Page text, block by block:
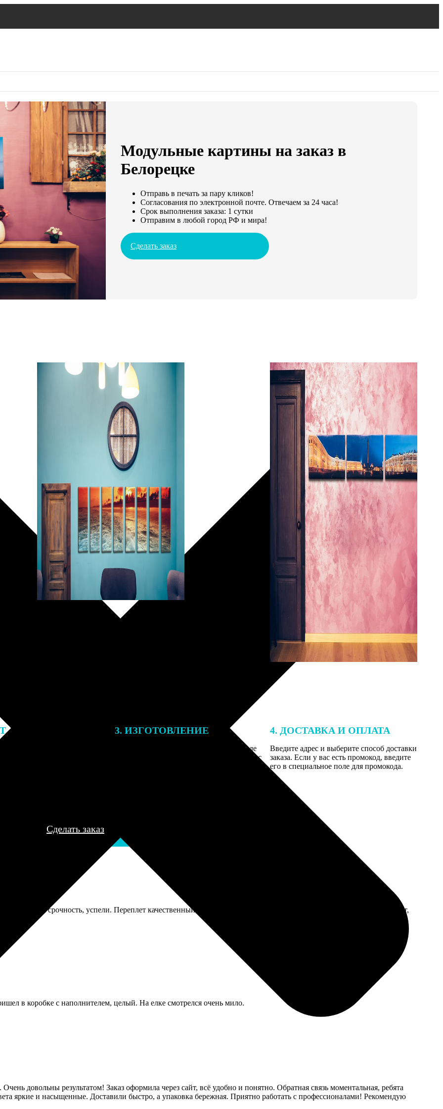
Модульные картины на заказ в
Белорецке
Отправь в печать за пару кликов!
Согласования по электронной почте. Отвечаем за 24 часа!
Срок выполнения заказа: 1 сутки
Отправим в любой город РФ и мира!
Сделать заказ
заказа к печати
могут связаться с Вами
телефону или email для
деталей.
3. ИЗГОТОВЛЕНИЕ
Оплатите заказ банковской картой. После
оплаты получите подтверждение на email с
4. ДОСТАВКА И ОПЛАТА
Введите адрес и выберите способ доставки
заказа. Если у вас есть промокод, введите
его в специальное поле для промокода.
Сделать заказ
Доплатил за срочность, успели. Переплет качественный, страницы не выпадают. Шрифт в текстовых блоках мелковат,
в коробке с наполнителем, целый. На елке смотрелся очень мило.
довольны результатом! Заказ оформила через сайт, всё удобно и понятно. Обратная связь моментальная, ребята
яркие и насыщенные. Доставили быстро, а упаковка бережная. Приятно работать с профессионалами! Рекомендую